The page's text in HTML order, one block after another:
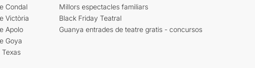
Condal
Victòria
Apolo
Goya
Texas
Millors espectacles familiars
Black Friday Teatral
Guanya entrades de teatre gratis - concursos